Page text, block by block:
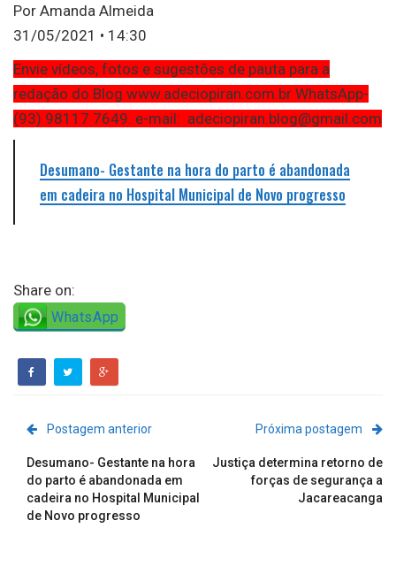
Por Amanda Almeida
31/05/2021 • 14:30
Envie vídeos, fotos e sugestões de pauta para a
redação do Blog www.adeciopiran.com.br WhatsApp-
(93) 98117 7649. e-mail: adeciopiran.blog@gmail.com
Desumano- Gestante na hora do parto é abandonada
em cadeira no Hospital Municipal de Novo progresso
Share on:
WhatsApp
Postagem anterior
Desumano- Gestante na hora
do parto é abandonada em
cadeira no Hospital Municipal
de Novo progresso
Próxima postagem
Justiça determina retorno de
forças de segurança a
Jacareacanga